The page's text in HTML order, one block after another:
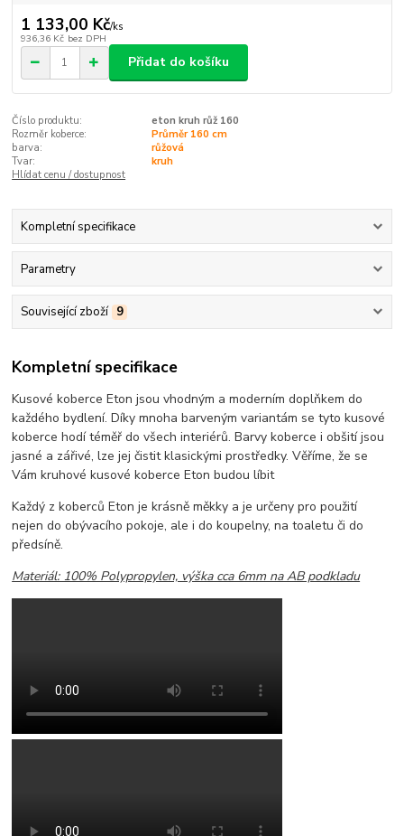
1 133,00 Kč/ks
936,36 Kč bez DPH
Přidat do košíku
Číslo produktu:
eton kruh růž 160
Rozměr koberce:
Průměr 160 cm
barva:
růžová
Tvar:
kruh
Hlídat cenu / dostupnost
Kompletní specifikace
Parametry
Související zboží 9
Kompletní specifikace
Kusové koberce Eton jsou vhodným a moderním doplňkem do
každého bydlení. Díky mnoha barveným variantám se tyto kusové
koberce hodí téměř do všech interiérů. Barvy koberce i obšití jsou
jasné a zářivé, lze jej čistit klasickými prostředky. Věříme, že se
Vám kruhové kusové koberce Eton budou líbit
Každý z koberců Eton je krásně měkky a je určeny pro použití
nejen do obývacího pokoje, ale i do koupelny, na toaletu či do
předsíně.
Materiál: 100% Polypropylen, výška cca 6mm na AB podkladu